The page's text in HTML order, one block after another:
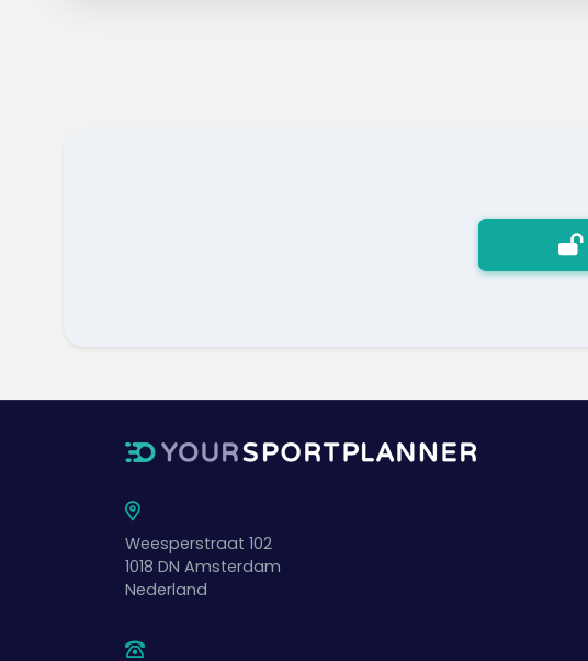
Weesperstraat 102
1018 DN Amsterdam
Nederland